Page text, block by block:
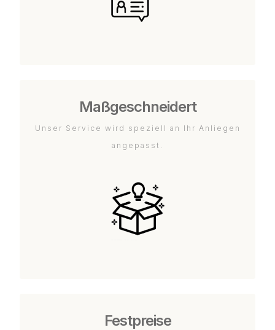
Maßgeschneidert
Unser Service wird speziell an Ihr Anliegen
angepasst.
Festpreise